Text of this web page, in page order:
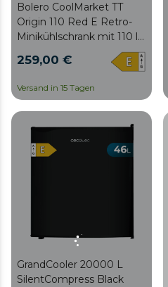
Bolero CoolMarket TT
Origin 110 Red E Retro-
Minikühlschrank mit 110 l
Klasse E, ICEBOX, Innen-
Glasschalen.
259,00 €
Versand in 15 Tagen
GrandCooler 20000 L
SilentCompress Black